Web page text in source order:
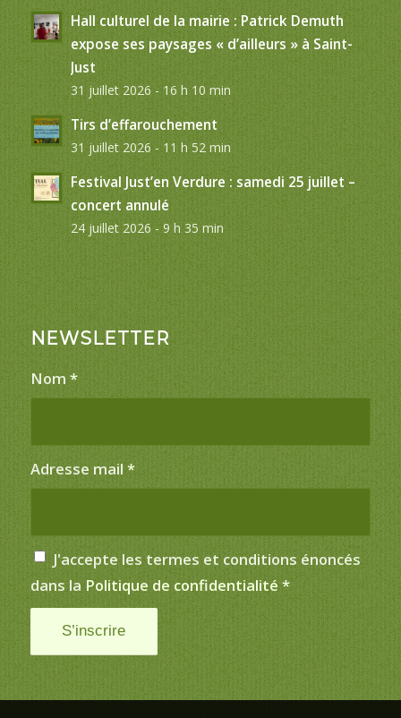
Hall culturel de la mairie : Patrick Demuth
expose ses paysages « d’ailleurs » à Saint-
Just
31 juillet 2026 - 16 h 10 min
Tirs d’effarouchement
31 juillet 2026 - 11 h 52 min
Festival Just’en Verdure : samedi 25 juillet –
concert annulé
24 juillet 2026 - 9 h 35 min
NEWSLETTER
Nom *
Adresse mail *
J'accepte les termes et conditions énoncés
dans la Politique de confidentialité *